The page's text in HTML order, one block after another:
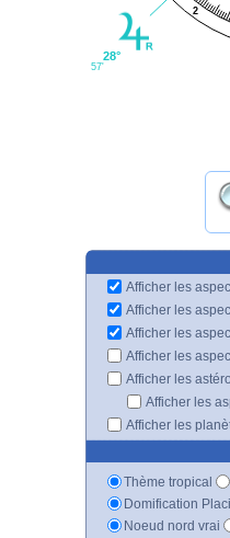
2
28°
57'
Afficher les
Afficher les
Afficher les
Afficher les
Afficher les
Afficher les
Afficher les
Thème tropical
Domification
Noeud nord vrai